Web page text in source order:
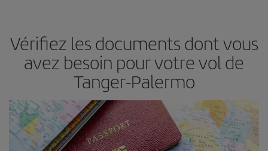
Vérifiez les documents dont vous
avez besoin pour votre vol de
Tanger-Palermo